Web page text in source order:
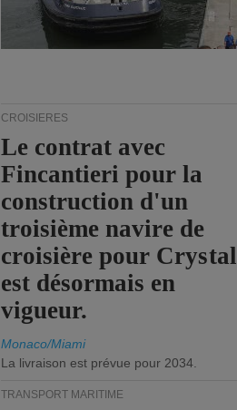
CROISIÈRES
Le contrat avec
Fincantieri pour la
construction d'un
troisième navire de
croisière pour Crystal
est désormais en
vigueur.
Monaco/Miami
La livraison est prévue pour 2034.
TRANSPORT MARITIME